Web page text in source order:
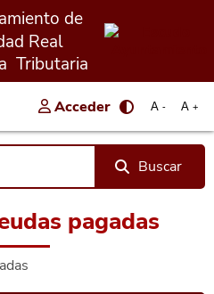
de
Real
Tributaria
Acceder A +
A -
Buscar
pagadas